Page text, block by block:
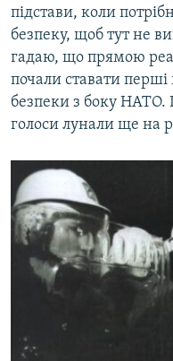
підстави, коли
безпеку, щоб тут не
гадаю, що прямою
почали ставати перші
безпеки з боку НАТО.
голоси лунали ще на